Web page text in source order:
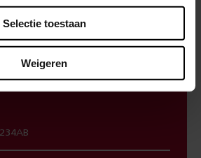
Selectie toestaan
Weigeren
gebruik van onze
Je ziet direct welke
in jouw buurt gepland staan.